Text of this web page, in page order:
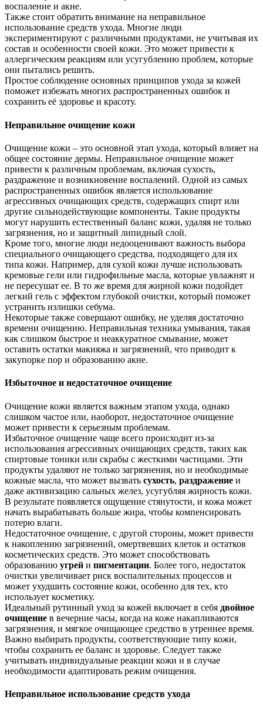
воспаление и акне.
Также стоит обратить внимание на неправильное
использование средств ухода. Многие люди
экспериментируют с различными продуктами, не учитывая их
состав и особенности своей кожи. Это может привести к
аллергическим реакциям или усугублению проблем, которые
они пытались решить.
Простое соблюдение основных принципов ухода за кожей
поможет избежать многих распространенных ошибок и
сохранить её здоровье и красоту.
Неправильное очищение кожи
Очищение кожи – это основной этап ухода, который влияет на
общее состояние дермы. Неправильное очищение может
привести к различным проблемам, включая сухость,
раздражение и возникновение воспалений. Одной из самых
распространенных ошибок является использование
агрессивных очищающих средств, содержащих спирт или
другие сильнодействующие компоненты. Такие продукты
могут нарушить естественный баланс кожи, удаляя не только
загрязнения, но и защитный липидный слой.
Кроме того, многие люди недооценивают важность выбора
специального очищающего средства, подходящего для их
типа кожи. Например, для сухой кожи лучше использовать
кремовые гели или гидрофильные масла, которые увлажнят и
не пересушат ее. В то же время для жирной кожи подойдет
легкий гель с эффектом глубокой очистки, который поможет
устранить излишки себума.
Некоторые также совершают ошибку, не уделяя достаточно
времени очищению. Неправильная техника умывания, такая
как слишком быстрое и неаккуратное смывание, может
оставить остатки макияжа и загрязнений, что приводит к
закупорке пор и образованию акне.
Избыточное и недостаточное очищение
Очищение кожи является важным этапом ухода, однако
слишком частое или, наоборот, недостаточное очищение
может привести к серьезным проблемам.
Избыточное очищение чаще всего происходит из-за
использования агрессивных очищающих средств, таких как
спиртовые тоники или скрабы с жесткими частицами. Эти
продукты удаляют не только загрязнения, но и необходимые
кожные масла, что может вызвать сухость, раздражение и
даже активизацию сальных желез, усугубляя жирность кожи.
В результате появляется ощущение стянутости, и кожа может
начать вырабатывать больше жира, чтобы компенсировать
потерю влаги.
Недостаточное очищение, с другой стороны, может привести
к накоплению загрязнений, омертвевших клеток и остатков
косметических средств. Это может способствовать
образованию угрей и пигментации. Более того, недостаток
очистки увеличивает риск воспалительных процессов и
может ухудшить состояние кожи, особенно для тех, кто
использует косметику.
Идеальный рутинный уход за кожей включает в себя двойное
очищение в вечерние часы, когда на коже накапливаются
загрязнения, и мягкое очищающее средство в утреннее время.
Важно выбирать продукты, соответствующие типу кожи,
чтобы сохранить ее баланс и здоровье. Следует также
учитывать индивидуальные реакции кожи и в случае
необходимости адаптировать режим очищения.
Неправильное использование средств ухода